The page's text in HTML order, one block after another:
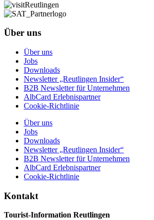
Über uns
Über uns
Jobs
Downloads
Newsletter „Reutlingen Insider“
B2B Newsletter für Unternehmen
AlbCard Erlebnispartner
Cookie-Richtlinie
Über uns
Jobs
Downloads
Newsletter „Reutlingen Insider“
B2B Newsletter für Unternehmen
AlbCard Erlebnispartner
Cookie-Richtlinie
Kontakt
Tourist-Information Reutlingen